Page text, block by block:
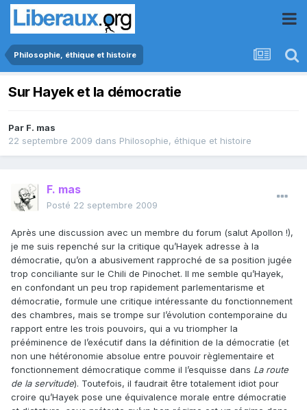
Philosophie, éthique et histoire
Sur Hayek et la démocratie
Par F. mas
22 septembre 2009 dans Philosophie, éthique et histoire
F. mas
Posté 22 septembre 2009
Après une discussion avec un membre du forum (salut Apollon !),
je me suis repenché sur la critique qu’Hayek adresse à la
démocratie, qu’on a abusivement rapproché de sa position jugée
trop conciliante sur le Chili de Pinochet. Il me semble qu’Hayek,
en confondant un peu trop rapidement parlementarisme et
démocratie, formule une critique intéressante du fonctionnement
des chambres, mais se trompe sur l’évolution contemporaine du
rapport entre les trois pouvoirs, qui a vu triompher la
prééminence de l’exécutif dans la définition de la démocratie (et
non une hétéronomie absolue entre pouvoir règlementaire et
fonctionnement démocratique comme il l’esquisse dans La route
de la servitude). Toutefois, il faudrait être totalement idiot pour
croire qu’Hayek pose une équivalence morale entre démocratie